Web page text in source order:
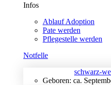
Infos
Ablauf Adoption
Pate werden
Pflegestelle werden
Notfelle
schwarz-
Geboren: ca.